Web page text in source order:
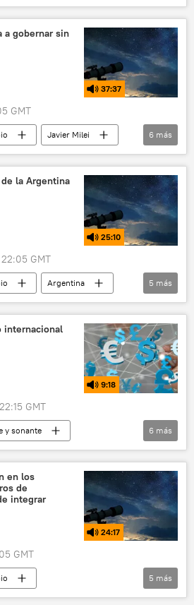
provincias
a gobernar sin
37:37
GMT
Javier Milei
política
Cámara de Diputados
6 más
la Argentina
25:10
GMT
Argentina
(FMI)
5 más
internacional
9:18
GMT
y sonante
(2023)
6 más
en los
de
integrar
24:17
GMT
Sudáfrica (2023)
5 más